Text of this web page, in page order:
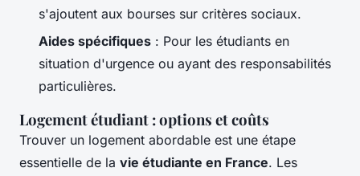
s'ajoutent aux bourses sur critères sociaux.
Aides spécifiques : Pour les étudiants en
situation d'urgence ou ayant des responsabilités
particulières.
Logement étudiant : options et coûts
Trouver un logement abordable est une étape
essentielle de la vie étudiante en France. Les